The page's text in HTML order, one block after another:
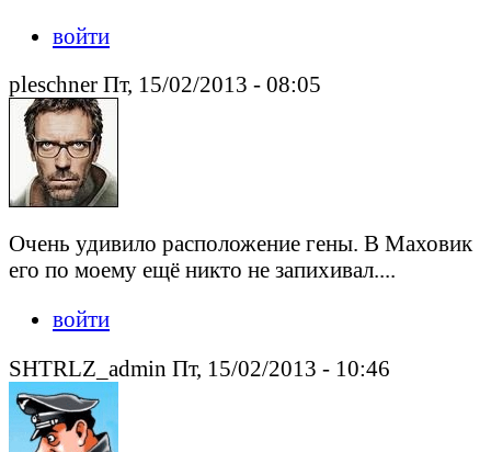
войти
pleschner Пт, 15/02/2013 - 08:05
Очень удивило расположение гены. В Маховик
его по моему ещё никто не запихивал....
войти
SHTRLZ_admin Пт, 15/02/2013 - 10:46